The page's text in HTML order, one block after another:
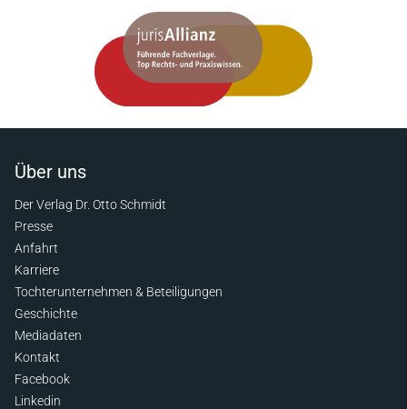
Über uns
Der Verlag Dr. Otto Schmidt
Presse
Anfahrt
Karriere
Tochterunternehmen & Beteiligungen
Geschichte
Mediadaten
Kontakt
Facebook
Linkedin